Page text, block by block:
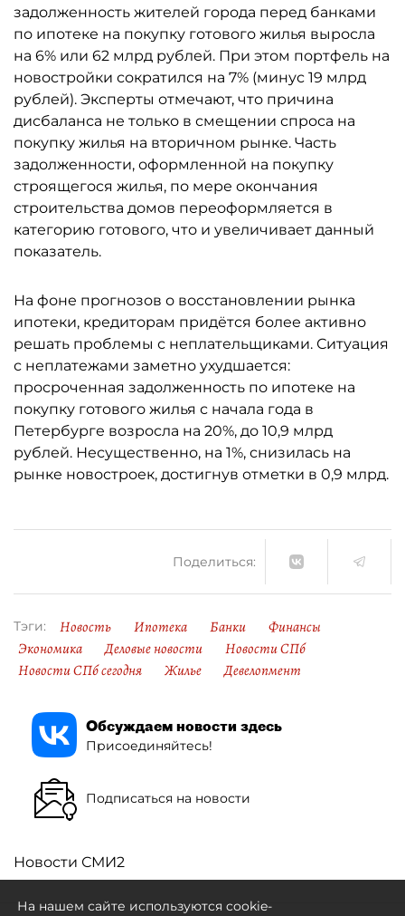
задолженность жителей города перед банками
по ипотеке на покупку готового жилья выросла
на 6% или 62 млрд рублей. При этом портфель на
новостройки сократился на 7% (минус 19 млрд
рублей). Эксперты отмечают, что причина
дисбаланса не только в смещении спроса на
покупку жилья на вторичном рынке. Часть
задолженности, оформленной на покупку
строящегося жилья, по мере окончания
строительства домов переоформляется в
категорию готового, что и увеличивает данный
показатель.
На фоне прогнозов о восстановлении рынка
ипотеки, кредиторам придётся более активно
решать проблемы с неплательщиками. Ситуация
с неплатежами заметно ухудшается:
просроченная задолженность по ипотеке на
покупку готового жилья с начала года в
Петербурге возросла на 20%, до 10,9 млрд
рублей. Несущественно, на 1%, снизилась на
рынке новостроек, достигнув отметки в 0,9 млрд.
Поделиться:
Тэги: Новость Ипотека Банки
Финансы
Экономика
Деловые новости
Новости СПб
Новости СПб сегодня
Жилье Девелопмент
Обсуждаем новости здесь
Присоединяйтесь!
Подписаться на новости
Новости СМИ2
На нашем сайте используются cookie-